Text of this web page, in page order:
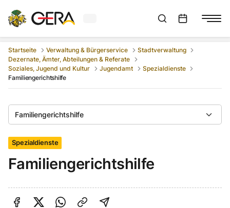
Aktuelles Wetter in GeraSuchleiste anzeigen
Startseite Verwaltung & Bürgerservice
Stadtverwaltung
Dezernate, Ämter, Abteilungen & Referate
Soziales, Jugend und Kultur
Jugendamt
Spezialdienste
Familiengerichtshilfe
Familiengerichtshilfe
Spezialdienste
Familiengerichtshilfe